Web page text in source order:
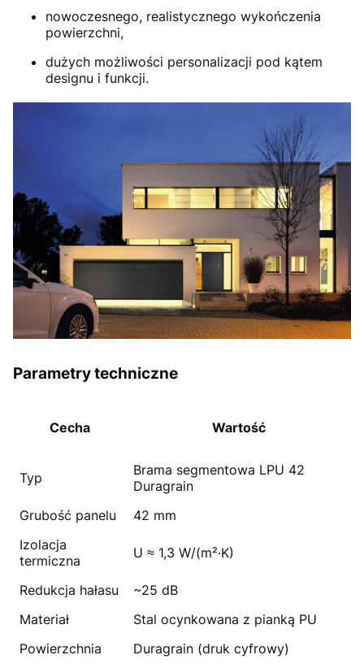
nowoczesnego, realistycznego wykończenia
powierzchni,
dużych możliwości personalizacji pod kątem
designu i funkcji.
Parametry techniczne
Cecha Wartość
Typ
Brama segmentowa LPU 42
Duragrain
Grubość panelu
42 mm
Izolacja
termiczna
U ≈ 1,3 W/(m²·K)
Redukcja hałasu
~25 dB
Materiał
Stal ocynkowana z pianką PU
Powierzchnia
Duragrain (druk cyfrowy)